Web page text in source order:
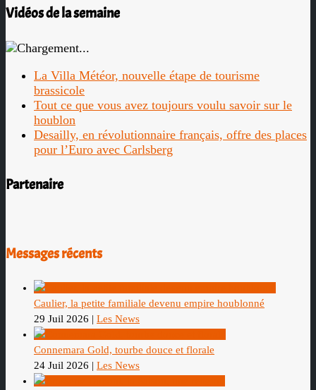
Vidéos de la semaine
La Villa Météor, nouvelle étape de tourisme
brassicole
Tout ce que vous avez toujours voulu savoir sur le
houblon
Desailly, en révolutionnaire français, offre des places
pour l’Euro avec Carlsberg
Partenaire
Messages récents
Caulier, la petite familiale devenu empire houblonné
29 Juil 2026 | Les News
Connemara Gold, tourbe douce et florale
24 Juil 2026 | Les News